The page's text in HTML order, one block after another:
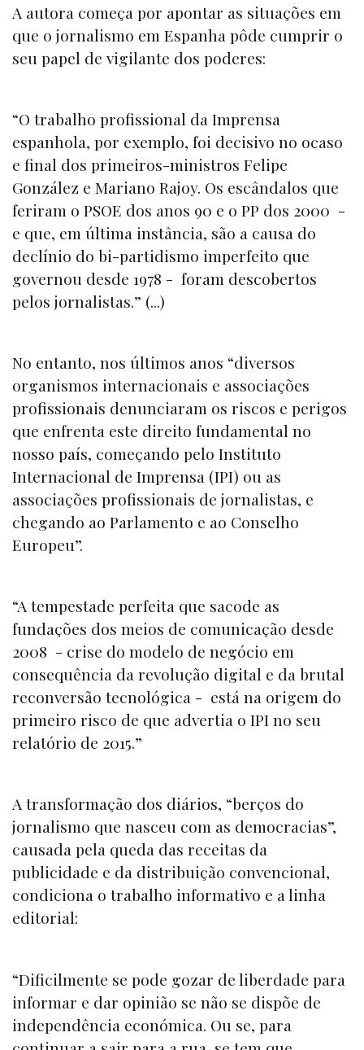
A autora começa por apontar as situações em
que o jornalismo em Espanha pôde cumprir o
seu papel de vigilante dos poderes:
“O trabalho profissional da Imprensa
espanhola, por exemplo, foi decisivo no ocaso
e final dos primeiros-ministros Felipe
González e Mariano Rajoy. Os escândalos que
feriram o PSOE dos anos 90 e o PP dos 2000 -
e que, em última instância, são a causa do
declínio do bi-partidismo imperfeito que
governou desde 1978 - foram descobertos
pelos jornalistas.” (...)
No entanto, nos últimos anos “diversos
organismos internacionais e associações
profissionais denunciaram os riscos e perigos
que enfrenta este direito fundamental no
nosso país, começando pelo Instituto
Internacional de Imprensa (IPI) ou as
associações profissionais de jornalistas, e
chegando ao Parlamento e ao Conselho
Europeu”.
“A tempestade perfeita que sacode as
fundações dos meios de comunicação desde
2008 - crise do modelo de negócio em
consequência da revolução digital e da brutal
reconversão tecnológica - está na origem do
primeiro risco de que advertia o IPI no seu
relatório de 2015.”
A transformação dos diários, “berços do
jornalismo que nasceu com as democracias”,
causada pela queda das receitas da
publicidade e da distribuição convencional,
condiciona o trabalho informativo e a linha
editorial:
“Dificilmente se pode gozar de liberdade para
informar e dar opinião se não se dispõe de
independência económica. Ou se, para